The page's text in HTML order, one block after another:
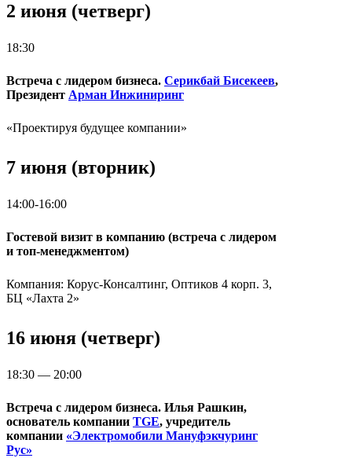
2 июня (четверг)
18:30
Встреча с лидером бизнеса. Серикбай Бисекеев,
Президент Арман Инжиниринг
«Проектируя будущее компании»
7 июня (вторник)
14:00-16:00
Гостевой визит в компанию (встреча с лидером
и топ-менеджментом)
Компания: Корус-Консалтинг, Оптиков 4 корп. 3,
БЦ «Лахта 2»
16 июня (четверг)
18:30 — 20:00
Встреча с лидером бизнеса. Илья Рашкин,
основатель компании TGE, учредитель
компании «Электромобили Мануфэкчуринг
Рус»